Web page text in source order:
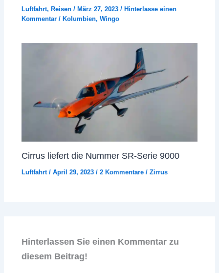
Luftfahrt,Reisen /März 27, 2023/Hinterlasse einen
Kommentar /Kolumbien,Wingo
Cirrus liefert die Nummer SR-Serie 9000
Luftfahrt/April 29, 2023/2 Kommentare /Zirrus
Hinterlassen Sie einen Kommentar zu
diesem Beitrag!